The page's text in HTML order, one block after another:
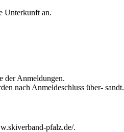
Unterkunft an.
der Anmeldungen.
nach Anmeldeschluss über- sandt.
pfalz.de/.